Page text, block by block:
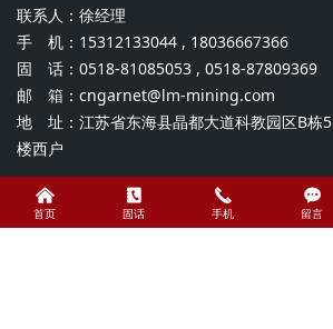
联系人：徐经理
手 机：15312133044 , 18036667366
固 话：0518-81085053 , 0518-87809369
邮 箱：cngarnet@lm-mining.com
地 址：江苏省东海县晶都大道科教园区B栋5
楼西户
关注我们
낀
首页
끐
固话
끅
手机
끁
留言